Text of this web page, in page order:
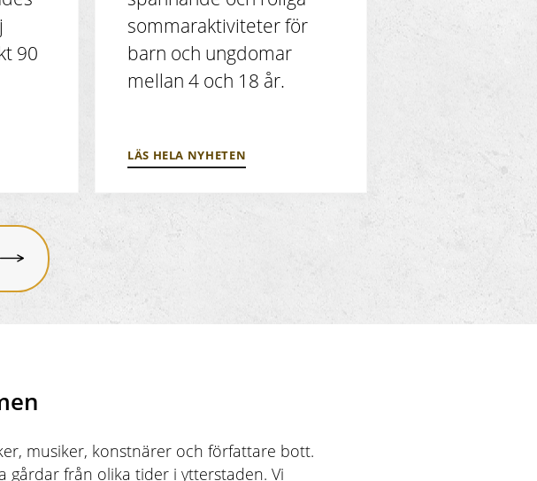
90
sommaraktiviteter för
barn och ungdomar
mellan 4 och 18 år.
LÄS HELA NYHETEN
musiker, konstnärer och författare bott.
gårdar från olika tider i ytterstaden. Vi